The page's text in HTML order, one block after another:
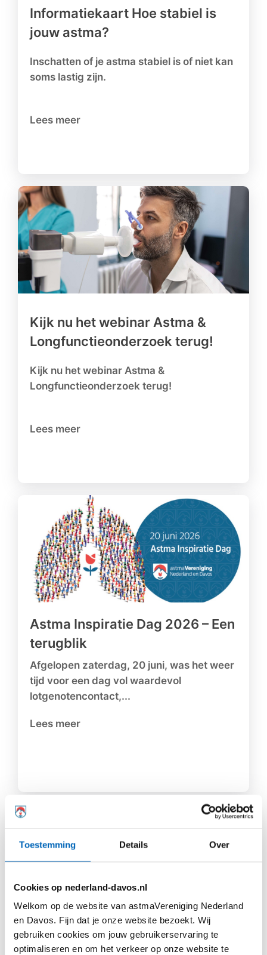
Toestemming Details Over
Cookies op nederland-davos.nl
Welkom op de website van astmaVereniging Nederland
en Davos. Fijn dat je onze website bezoekt. Wij
gebruiken cookies om jouw gebruikerservaring te
optimaliseren en om het verkeer op onze website te
Informatiekaart Hoe stabiel is
jouw astma?
Inschatten of je astma stabiel is of niet kan
soms lastig zijn.
Lees meer
Kijk nu het webinar Astma &
Longfunctieonderzoek terug!
Kijk nu het webinar Astma &
Longfunctieonderzoek terug!
Lees meer
Astma Inspiratie Dag 2026 – Een
terugblik
Afgelopen zaterdag, 20 juni, was het weer
tijd voor een dag vol waardevol
lotgenotencontact,...
Lees meer
YouTube Video
Om deze video te bekijken, moet u cookies accepteren.
Video bekijken op YouTube
Wist je dat? Disfunctioneel